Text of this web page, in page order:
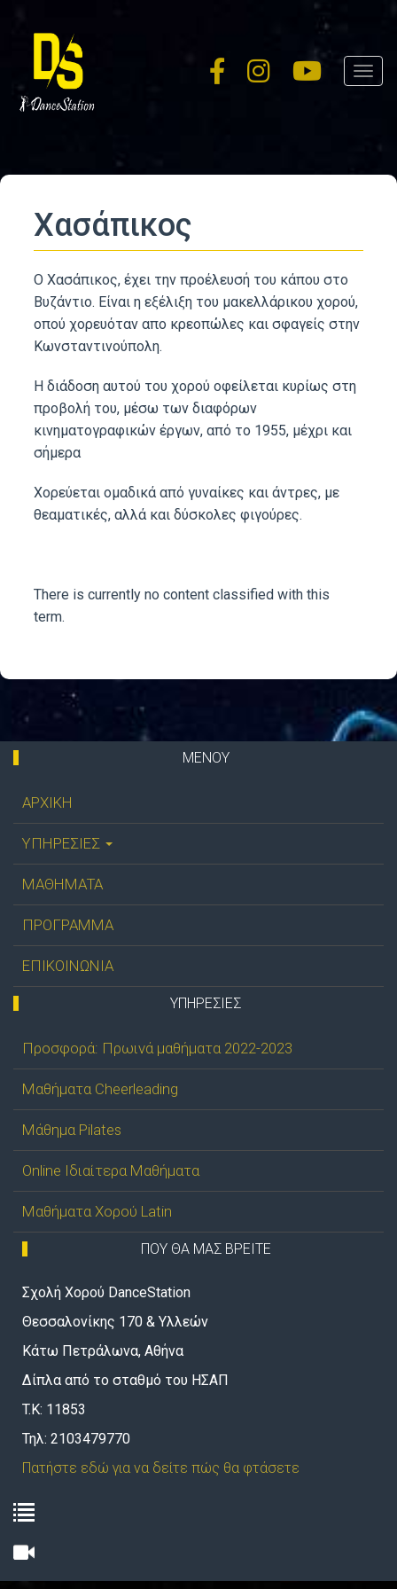
content
Χασάπικος
Ο Χασάπικος, έχει την προέλευσή του κάπου στο
Βυζάντιο. Είναι η εξέλιξη του μακελλάρικου χορού,
οπού χορευόταν απο κρεοπώλες και σφαγείς στην
Κωνσταντινούπολη.
Η διάδοση αυτού του χορού οφείλεται κυρίως στη
προβολή του, μέσω των διαφόρων
κινηματογραφικών έργων, από το 1955, μέχρι και
σήμερα
Χορεύεται ομαδικά από γυναίκες και άντρες, με
θεαματικές, αλλά και δύσκολες φιγούρες.
There is currently no content classified with this
term.
ΜΕΝΟΥ
ΑΡΧΙΚΗ
ΥΠΗΡΕΣΙΕΣ
ΜΑΘΗΜΑΤΑ
ΠΡΟΓΡΑΜΜΑ
ΕΠΙΚΟΙΝΩΝΙΑ
ΥΠΗΡΕΣΊΕΣ
Προσφορά: Πρωινά μαθήματα 2022-2023
Μαθήματα Cheerleading
Μάθημα Pilates
Online Ιδιαίτερα Μαθήματα
Μαθήματα Χορού Latin
ΠΟΥ ΘΑ ΜΑΣ ΒΡΕΙΤΕ
Σχολή Χορού DanceStation
Θεσσαλονίκης 170 & Υλλεών
Κάτω Πετράλωνα, Αθήνα
Δίπλα από το σταθμό του ΗΣΑΠ
T.K: 11853
Τηλ: 2103479770
Πατήστε εδώ για να δείτε πώς θα φτάσετε